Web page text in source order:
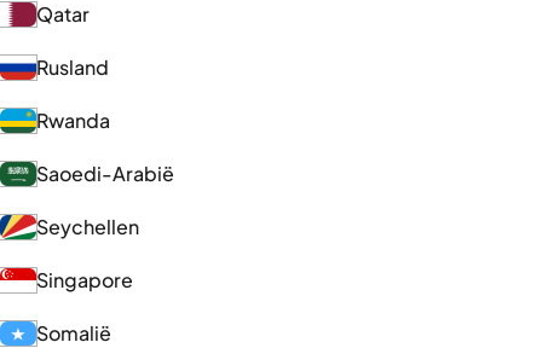
Qatar
Rusland
Rwanda
Saoedi-Arabië
Seychellen
Singapore
Somalië